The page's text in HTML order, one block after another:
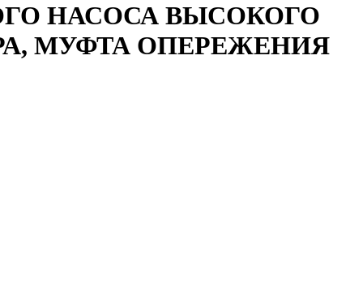
НАСОСА ВЫСОКОГО
МУФТА ОПЕРЕЖЕНИЯ